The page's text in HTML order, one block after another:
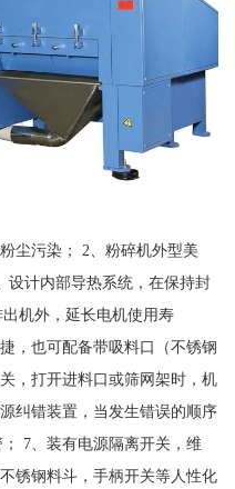
尘污染； 2、粉碎机外型美
设计内部导热系统，在保持封
机外，延长电机使用寿
，也可配备带吸料口（不锈钢
，打开进料口或筛网架时，机
纠错装置，当发生错误的顺序
7、装有电源隔离开关，维
锈钢料斗，手柄开关等人性化